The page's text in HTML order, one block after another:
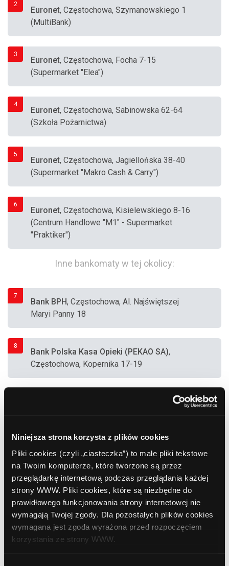
Niniejsza strona korzysta z plików cookies
Pliki cookies (czyli „ciasteczka”) to małe pliki tekstowe
na Twoim komputerze, które tworzone są przez
przeglądarkę internetową podczas przeglądania każdej
strony WWW. Pliki cookies, które są niezbędne do
prawidłowego funkcjonowania strony internetowej nie
wymagają Twojej zgody. Dla pozostałych plików cookies
wymagana jest zgoda wyrażona przed rozpoczęciem
korzystania ze strony WWW.
2
Euronet, Częstochowa, Szymanowskiego 1
(MultiBank)
3
Euronet, Częstochowa, Focha 7-15
(Supermarket "Elea")
4
Euronet, Częstochowa, Sabinowska 62-64
(Szkoła Pożarnictwa)
5
Euronet, Częstochowa, Jagiellońska 38-40
(Supermarket "Makro Cash & Carry")
6
Euronet, Częstochowa, Kisielewskiego 8-16
(Centrum Handlowe "M1" - Supermarket
"Praktiker")
Inne bankomaty w tej okolicy:
7
Bank BPH, Częstochowa, Al. Najświętszej
Maryi Panny 18
8
Bank Polska Kasa Opieki (PEKAO SA),
Częstochowa, Kopernika 17-19
Bank Polska Kasa Opieki (PEKAO SA),
Częstochowa, Kopernika 17-19
ING Bank Śląski, Częstochowa, Al. Wolności
21c (Dworzec Kolejowy)